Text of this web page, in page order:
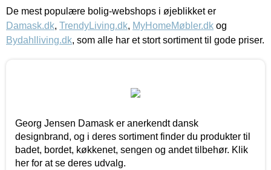
De mest populære bolig-webshops i øjeblikket er
Damask.dk, TrendyLiving.dk, MyHomeMøbler.dk og
Bydahlliving.dk, som alle har et stort sortiment til gode priser.
Georg Jensen Damask er anerkendt dansk
designbrand, og i deres sortiment finder du produkter til
badet, bordet, køkkenet, sengen og andet tilbehør. Klik
her for at se deres udvalg.